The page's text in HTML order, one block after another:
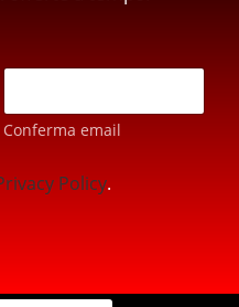
Conferma email
Policy.